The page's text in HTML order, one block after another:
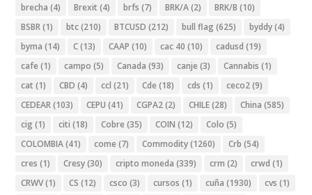
brecha (4) Brexit (4) brfs (7) BRK/A(2) BRK/B (10)
BSBR(1) btc(210) BTCUSD (212) bull flag (625) byddy(4)
byma (14) C(13) CAAP (10) cac 40 (10) cadusd (19)
cafe (1) campo (5) Canada (93) canje (3) Cannabis (1)
cat (1) CBD (4) ccl (21) Cde (18) cds (1) ceco2(9)
CEDEAR(103) CEPU (41) CGPA2(2) CHILE(28) China (585)
cig (1) citi (18) Cobre (35) COIN (12) Colo (5)
COLOMBIA(41) come (7) Commodity(1260) Crb (54)
cres (1) Cresy(30) cripto moneda (339) crm (2) crwd (1)
CRWV(1) CS (12) csco (3) cursos (1) cuña (1930) cvs (1)